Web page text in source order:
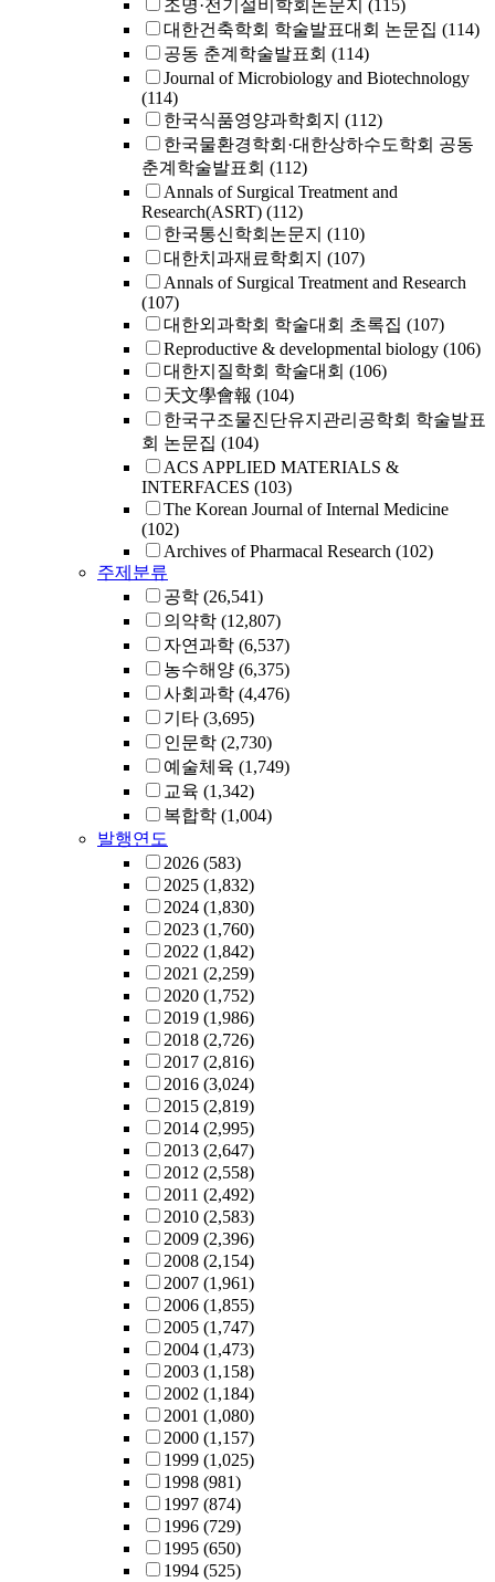
조명·전기설비학회논문지 (115)
대한건축학회 학술발표대회 논문집 (114)
공동 춘계학술발표회 (114)
Journal of Microbiology and Biotechnology
(114)
한국식품영양과학회지 (112)
한국물환경학회·대한상하수도학회 공동
춘계학술발표회 (112)
Annals of Surgical Treatment and
Research(ASRT) (112)
한국통신학회논문지 (110)
대한치과재료학회지 (107)
Annals of Surgical Treatment and Research
(107)
대한외과학회 학술대회 초록집 (107)
Reproductive & developmental biology (106)
대한지질학회 학술대회 (106)
天文學會報 (104)
한국구조물진단유지관리공학회 학술발표
회 논문집 (104)
ACS APPLIED MATERIALS &
INTERFACES (103)
The Korean Journal of Internal Medicine
(102)
Archives of Pharmacal Research (102)
주제분류
공학 (26,541)
의약학 (12,807)
자연과학 (6,537)
농수해양 (6,375)
사회과학 (4,476)
기타 (3,695)
인문학 (2,730)
예술체육 (1,749)
교육 (1,342)
복합학 (1,004)
발행연도
2026 (583)
2025 (1,832)
2024 (1,830)
2023 (1,760)
2022 (1,842)
2021 (2,259)
2020 (1,752)
2019 (1,986)
2018 (2,726)
2017 (2,816)
2016 (3,024)
2015 (2,819)
2014 (2,995)
2013 (2,647)
2012 (2,558)
2011 (2,492)
2010 (2,583)
2009 (2,396)
2008 (2,154)
2007 (1,961)
2006 (1,855)
2005 (1,747)
2004 (1,473)
2003 (1,158)
2002 (1,184)
2001 (1,080)
2000 (1,157)
1999 (1,025)
1998 (981)
1997 (874)
1996 (729)
1995 (650)
1994 (525)